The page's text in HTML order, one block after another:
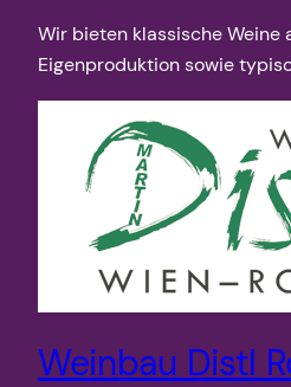
Wir bieten klassische Weine
Eigenproduktion sowie
Weinbau Distl